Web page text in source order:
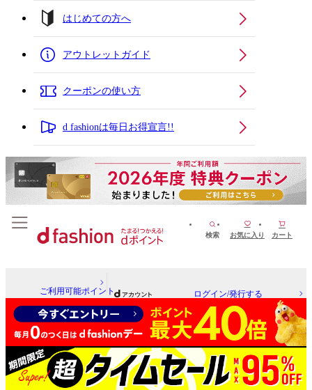
はじめての方へ
アウトレットガイド
クーポンの使い方
d fashionは毎日お得宣言!!
検索 お気に入り カート
ご利用可能ポイント ログイン/発行する